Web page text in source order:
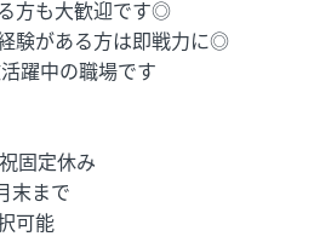
方も大歓迎です◎
験がある方は即戦力に◎
躍中の職場です
固定休み
末まで
可能